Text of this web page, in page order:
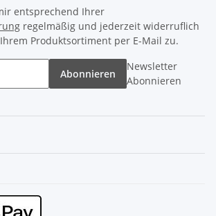
entsprechend Ihrer
regelmäßig und jederzeit widerruflich
Produktsortiment per E-Mail zu.
Abonnieren
Newsletter
Abonnieren